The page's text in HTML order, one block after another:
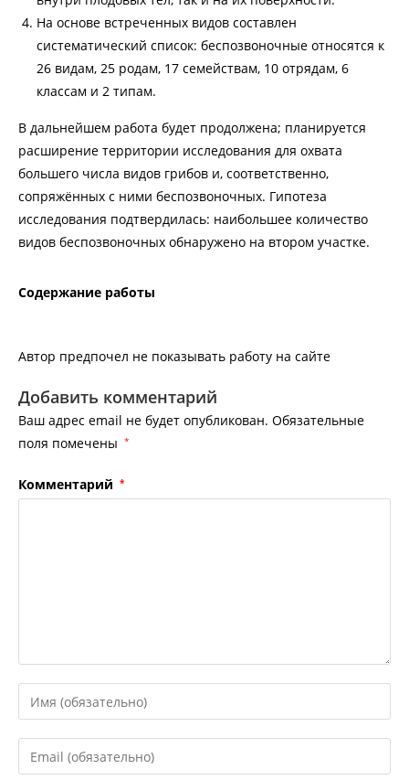
На основе встреченных видов составлен
систематический список: беспозвоночные относятся к
26 видам, 25 родам, 17 семействам, 10 отрядам, 6
классам и 2 типам.
В дальнейшем работа будет продолжена; планируется
расширение территории исследования для охвата
большего числа видов грибов и, соответственно,
сопряжённых с ними беспозвоночных. Гипотеза
исследования подтвердилась: наибольшее количество
видов беспозвоночных обнаружено на втором участке.
Содержание работы
Автор предпочел не показывать работу на сайте
Добавить комментарий
Ваш адрес email не будет опубликован. Обязательные
поля помечены *
Комментарий *
Введите
свое
имя
или
Введите
свой